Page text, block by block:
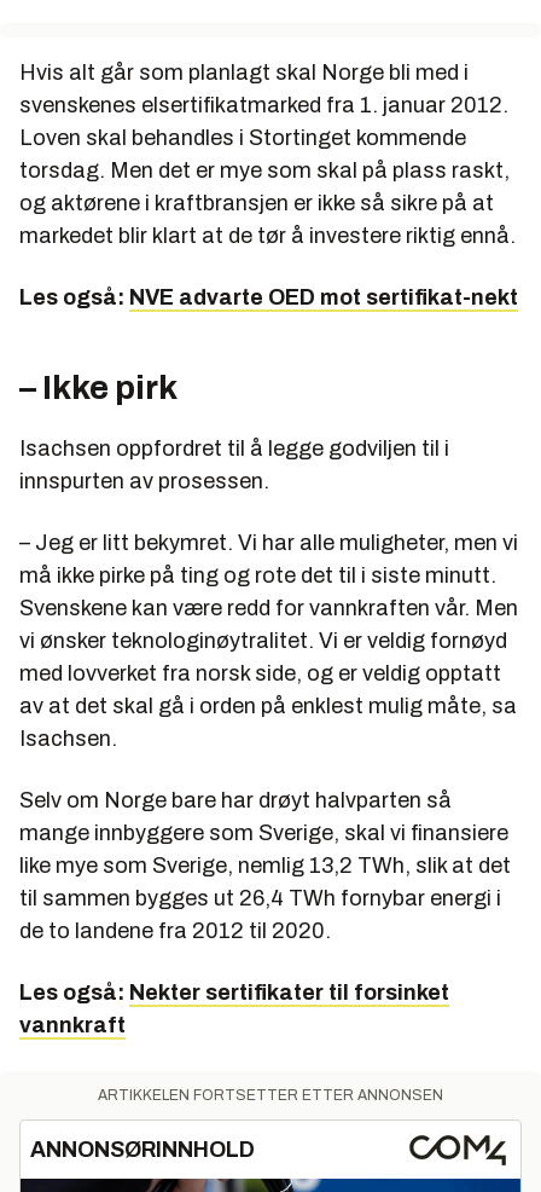
Hvis alt går som planlagt skal Norge bli med i
svenskenes elsertifikatmarked fra 1. januar 2012.
Loven skal behandles i Stortinget kommende
torsdag. Men det er mye som skal på plass raskt,
og aktørene i kraftbransjen er ikke så sikre på at
markedet blir klart at de tør å investere riktig ennå.
Les også: NVE advarte OED mot sertifikat-nekt
– Ikke pirk
Isachsen oppfordret til å legge godviljen til i
innspurten av prosessen.
– Jeg er litt bekymret. Vi har alle muligheter, men vi
må ikke pirke på ting og rote det til i siste minutt.
Svenskene kan være redd for vannkraften vår. Men
vi ønsker teknologinøytralitet. Vi er veldig fornøyd
med lovverket fra norsk side, og er veldig opptatt
av at det skal gå i orden på enklest mulig måte, sa
Isachsen.
Selv om Norge bare har drøyt halvparten så
mange innbyggere som Sverige, skal vi finansiere
like mye som Sverige, nemlig 13,2 TWh, slik at det
til sammen bygges ut 26,4 TWh fornybar energi i
de to landene fra 2012 til 2020.
Les også: Nekter sertifikater til forsinket
vannkraft
ARTIKKELEN FORTSETTER ETTER ANNONSEN
ANNONSØRINNHOLD